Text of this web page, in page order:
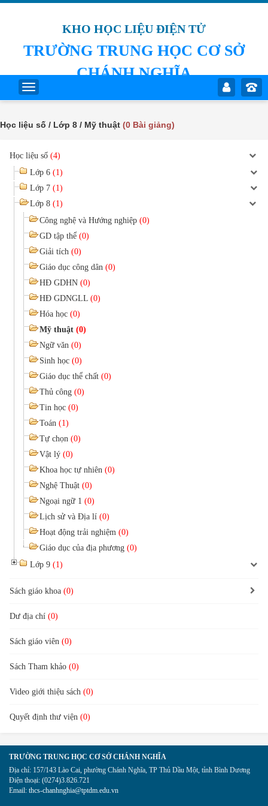
KHO HỌC LIỆU ĐIỆN TỬ
TRƯỜNG TRUNG HỌC CƠ SỞ
CHÁNH NGHĨA
Học liệu số / Lớp 8 / Mỹ thuật (0 Bài giảng)
Học liệu số (4)
Lớp 6 (1)
Lớp 7 (1)
Lớp 8 (1)
Công nghệ và Hướng nghiệp (0)
GD tập thể (0)
Giải tích (0)
Giáo dục công dân (0)
HĐ GDHN (0)
HĐ GDNGLL (0)
Hóa học (0)
Mỹ thuật (0)
Ngữ văn (0)
Sinh học (0)
Giáo dục thể chất (0)
Thủ công (0)
Tin học (0)
Toán (1)
Tự chọn (0)
Vật lý (0)
Khoa học tự nhiên (0)
Nghệ Thuật (0)
Ngoại ngữ 1 (0)
Lịch sử và Địa lí (0)
Hoạt động trải nghiệm (0)
Giáo dục của địa phương (0)
Lớp 9 (1)
Sách giáo khoa (0)
Dư địa chí (0)
Sách giáo viên (0)
Sách Tham khảo (0)
Video giới thiệu sách (0)
Quyết định thư viện (0)
TRƯỜNG TRUNG HỌC CƠ SỞ CHÁNH NGHĨA
Địa chỉ: 157/143 Lào Cai, phường Chánh Nghĩa, TP Thủ Dầu Một, tỉnh Bình Dương
Điện thoại: (0274)3.826.721
Email: thcs-chanhnghia@tptdm.edu.vn